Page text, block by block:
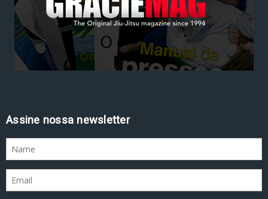
Assine nossa newsletter